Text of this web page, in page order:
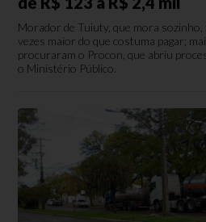
Morador de Tuiuty, que mora
vezes maior do que costuma pagar;
procuraram o Procon, que abriu
o Ministério Público.